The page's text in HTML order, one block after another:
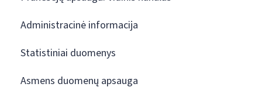
Administracinė informacija
Statistiniai duomenys
Asmens duomenų apsauga